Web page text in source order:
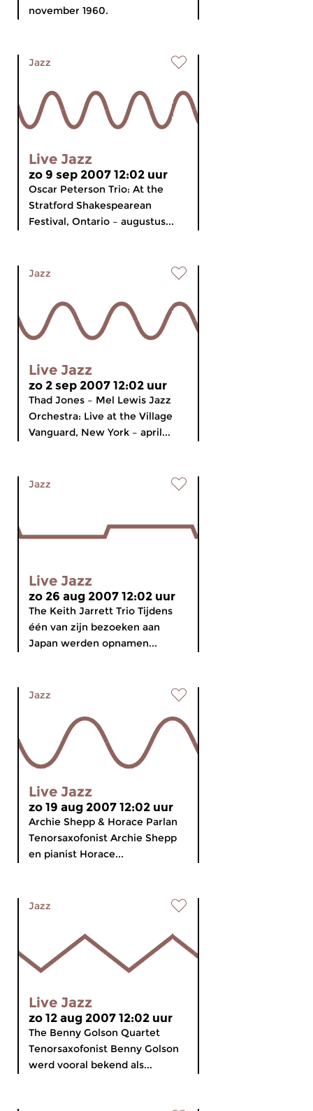
november 1960.
Jazz
Live Jazz
zo 9 sep 2007 12:02 uur
Oscar Peterson Trio: At the
Stratford Shakespearean
Festival, Ontario – augustus...
Jazz
Live Jazz
zo 2 sep 2007 12:02 uur
Thad Jones – Mel Lewis Jazz
Orchestra: Live at the Village
Vanguard, New York – april...
Jazz
Live Jazz
zo 26 aug 2007 12:02 uur
The Keith Jarrett Trio Tijdens
één van zijn bezoeken aan
Japan werden opnamen...
Jazz
Live Jazz
zo 19 aug 2007 12:02 uur
Archie Shepp & Horace Parlan
Tenorsaxofonist Archie Shepp
en pianist Horace...
Jazz
Live Jazz
zo 12 aug 2007 12:02 uur
The Benny Golson Quartet
Tenorsaxofonist Benny Golson
werd vooral bekend als...